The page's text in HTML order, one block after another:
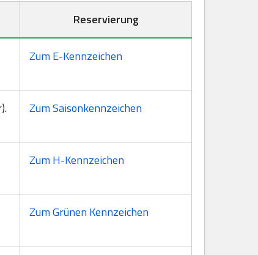
Reservierung
Zum E-Kennzeichen
Zum Saisonkennzeichen
Zum H-Kennzeichen
Zum Grünen Kennzeichen